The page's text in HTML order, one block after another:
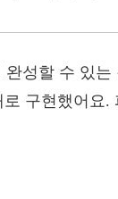
성할 수 있
구현했어요